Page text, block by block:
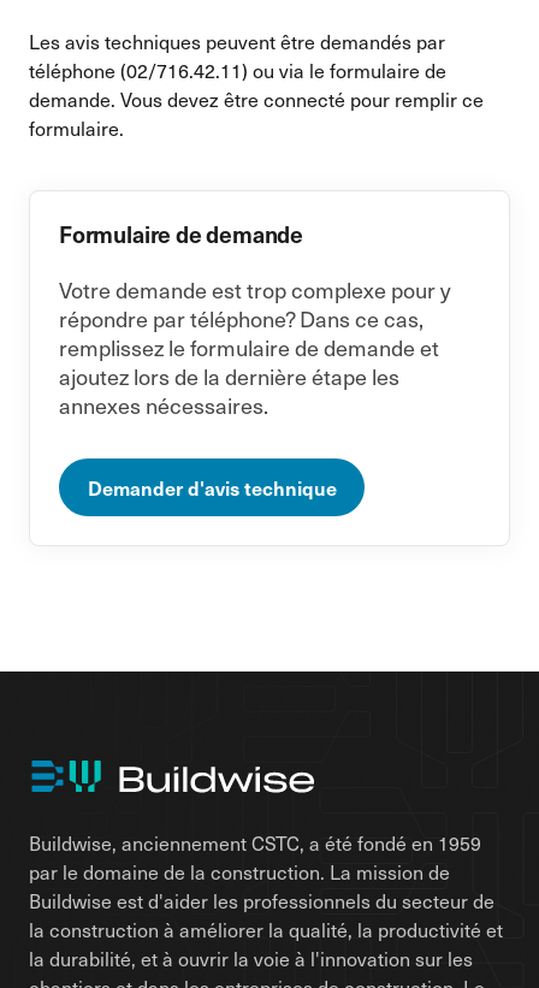
Les avis techniques peuvent être demandés par
téléphone (02/716.42.11) ou via le formulaire de
demande. Vous devez être connecté pour remplir ce
formulaire.
Formulaire de demande
Votre demande est trop complexe pour y
répondre par téléphone? Dans ce cas,
remplissez le formulaire de demande et
ajoutez lors de la dernière étape les
annexes nécessaires.
Demander d'avis technique
Buildwise, anciennement CSTC, a été fondé en 1959
par le domaine de la construction. La mission de
Buildwise est d'aider les professionnels du secteur de
la construction à améliorer la qualité, la productivité et
la durabilité, et à ouvrir la voie à l'innovation sur les